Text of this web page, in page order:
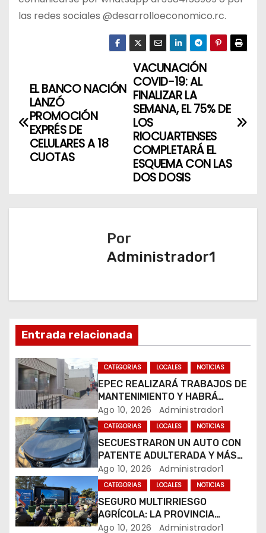
las redes sociales @desarrolloeconomico.rc.
v
n
d
e
e
n
t
r
a
d
a
VACUNACIÓN
COVID-19: AL
FINALIZAR LA
SEMANA, EL 75% DE
LOS
RIOCUARTENSES
COMPLETARÁ EL
ESQUEMA CON LAS
DOS DOSIS
EL BANCO NACIÓN
LANZÓ
PROMOCIÓN
EXPRÉS DE
CELULARES A 18
CUOTAS
Por
Administrador1
Entrada relacionada
CATEGORIAS LOCALES NOTICIAS
EPEC REALIZARÁ TRABAJOS DE
MANTENIMIENTO Y HABRÁ
CORTES DE LUZ EN DISTINTOS
SECTORES DE RÍO CUARTO
Ago 10, 2026 Administrador1
CATEGORIAS LOCALES NOTICIAS
SECUESTRARON UN AUTO CON
PATENTE ADULTERADA Y MÁS
DE 20 MOTOS DURANTE LOS
OPERATIVOS DEL FIN DE
SEMANA
Ago 10, 2026 Administrador1
CATEGORIAS LOCALES NOTICIAS
SEGURO MULTIRRIESGO
AGRÍCOLA: LA PROVINCIA
ENTREGÓ INDEMNIZACIONES A
Ago 10, 2026 Administrador1